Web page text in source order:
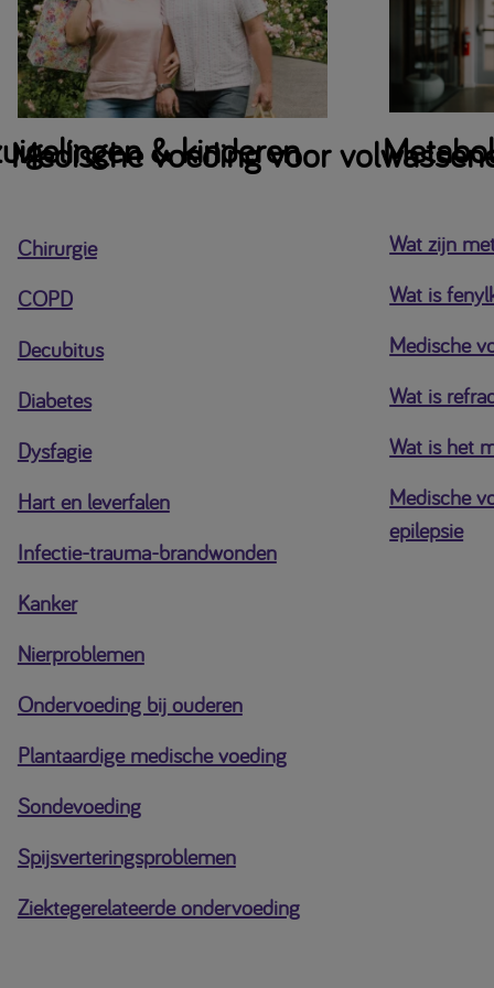
& kinderen
Medische voeding voor
Chirurgie
COPD
Decubitus
Diabetes
Dysfagie
Hart en leverfalen
Infectie-trauma-brandwonden
Kanker
Nierproblemen
Ondervoeding bij ouderen
Plantaardige medische voeding
Sondevoeding
Spijsverteringsproblemen
Ziektegerelateerde ondervoeding
Wat zijn
Wat is
Medische
Wat is
Wat is het
Medische
epilepsie